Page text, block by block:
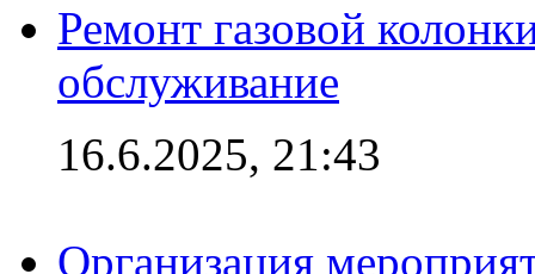
Ремонт газовой
обслуживание
16.6.2025, 21:43
Организация